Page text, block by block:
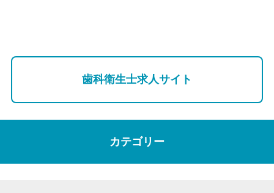
歯科衛生士求人サイト
カテゴリー